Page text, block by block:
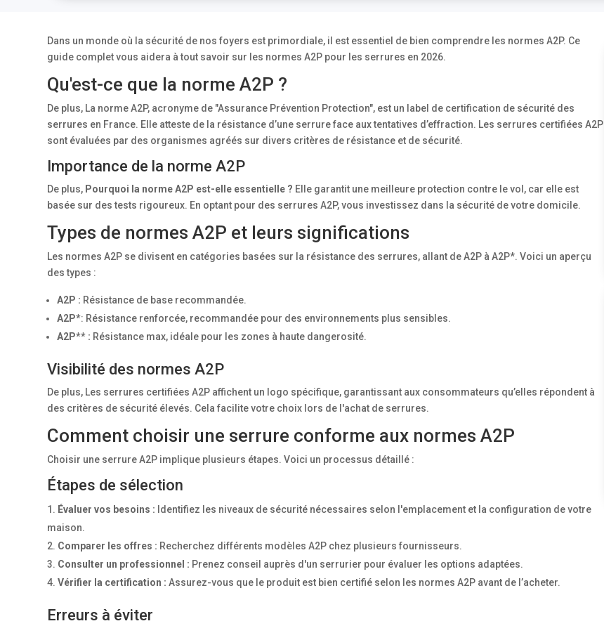
Dans un monde où la sécurité de nos foyers est primordiale, il est essentiel de bien comprendre les normes A2P. Ce
guide complet vous aidera à tout savoir sur les normes A2P pour les serrures en 2026.
Qu'est-ce que la norme A2P ?
De plus, La norme A2P, acronyme de "Assurance Prévention Protection", est un label de certification de sécurité des
serrures en France. Elle atteste de la résistance d’une serrure face aux tentatives d’effraction. Les serrures certifiées A2P
sont évaluées par des organismes agréés sur divers critères de résistance et de sécurité.
Importance de la norme A2P
De plus, Pourquoi la norme A2P est-elle essentielle ? Elle garantit une meilleure protection contre le vol, car elle est
basée sur des tests rigoureux. En optant pour des serrures A2P, vous investissez dans la sécurité de votre domicile.
Types de normes A2P et leurs significations
Les normes A2P se divisent en catégories basées sur la résistance des serrures, allant de A2P à A2P*. Voici un aperçu
des types :
A2P : Résistance de base recommandée.
A2P*: Résistance renforcée, recommandée pour des environnements plus sensibles.
A2P** : Résistance max, idéale pour les zones à haute dangerosité.
Visibilité des normes A2P
De plus, Les serrures certifiées A2P affichent un logo spécifique, garantissant aux consommateurs qu’elles répondent à
des critères de sécurité élevés. Cela facilite votre choix lors de l'achat de serrures.
Comment choisir une serrure conforme aux normes A2P
Choisir une serrure A2P implique plusieurs étapes. Voici un processus détaillé :
Étapes de sélection
Évaluer vos besoins : Identifiez les niveaux de sécurité nécessaires selon l'emplacement et la configuration de votre
maison.
Comparer les offres : Recherchez différents modèles A2P chez plusieurs fournisseurs.
Consulter un professionnel : Prenez conseil auprès d'un serrurier pour évaluer les options adaptées.
Vérifier la certification : Assurez-vous que le produit est bien certifié selon les normes A2P avant de l’acheter.
Erreurs à éviter